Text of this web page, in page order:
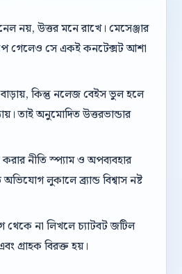
নয়, উত্তর মনে রাখে। মেসেঞ্জার
গেলেও সে একই কনটেক্সট আশা
বাড়ায়, কিন্তু নলেজ বেইস ভুল হলে
তাই অনুমোদিত উত্তরভান্ডার
নীতি স্প্যাম ও অপব্যবহার
লুকালে ব্র্যান্ড বিশ্বাস নষ্ট
থেকে না লিখলে চ্যাটবট জটিল
গ্রাহক বিরক্ত হয়।